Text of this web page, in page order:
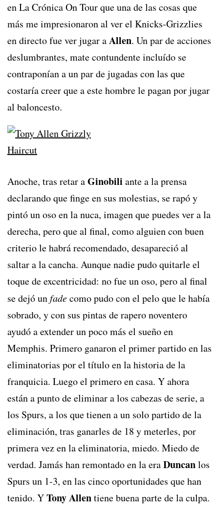
en La Crónica On Tour que una de las cosas que
más me impresionaron al ver el Knicks-Grizzlies
en directo fue ver jugar aAllen. Un par de acciones
deslumbrantes, mate contundente incluído se
contraponían a un par de jugadas con las que
costaría creer que a este hombre le pagan por jugar
al baloncesto.
Anoche, tras retar aGinobili ante a la prensa
declarando que finge en sus molestias, se rapó y
pintó un oso en la nuca, imagen que puedes ver a la
derecha, pero que al final, como alguien con buen
criterio le habrá recomendado, desapareció al
saltar a la cancha. Aunque nadie pudo quitarle el
toque de excentricidad: no fue un oso, pero al final
se dejó unfadecomo pudo con el pelo que le había
sobrado, y con sus pintas de rapero noventero
ayudó a extender un poco más el sueño en
Memphis. Primero ganaron el primer partido en las
eliminatorias por el título en la historia de la
franquicia. Luego el primero en casa. Y ahora
están a punto de eliminar a los cabezas de serie, a
los Spurs, a los que tienen a un solo partido de la
eliminación, tras ganarles de 18 y meterles, por
primera vez en la eliminatoria, miedo. Miedo de
verdad. Jamás han remontado en la eraDuncanlos
Spurs un 1-3, en las cinco oportunidades que han
tenido. YTony Allentiene buena parte de la culpa.